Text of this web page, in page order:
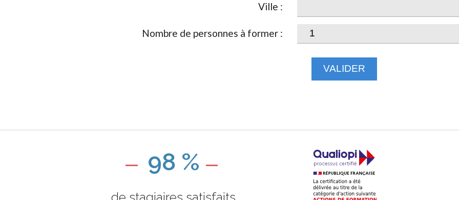
Ville :
Nombre de personnes à former :
VALIDER
98 %
de stagiaires satisfaits